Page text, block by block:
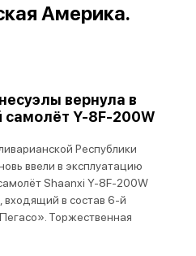
Америка.
вернула в
самолёт Y-8F-200W
Республики
ввели в эксплуатацию
Shaanxi Y-8F-200W
входящий в состав 6-й
Торжественная